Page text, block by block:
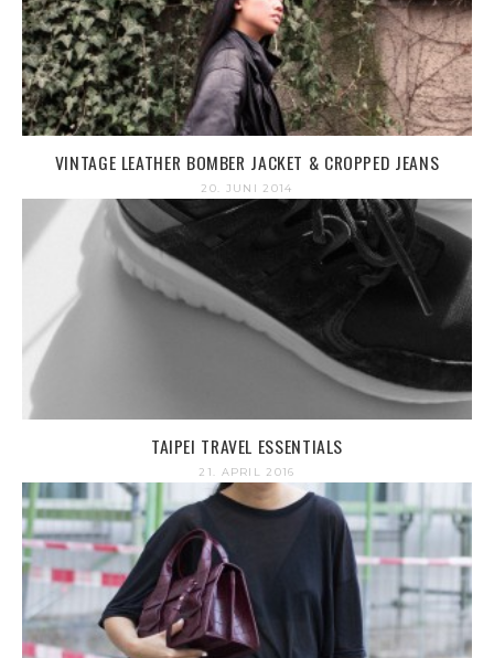
VINTAGE LEATHER BOMBER JACKET & CROPPED JEANS
20. JUNI 2014
TAIPEI TRAVEL ESSENTIALS
21. APRIL 2016